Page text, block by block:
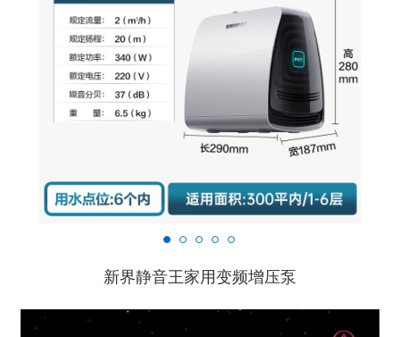
新界静音王家用变频增压泵